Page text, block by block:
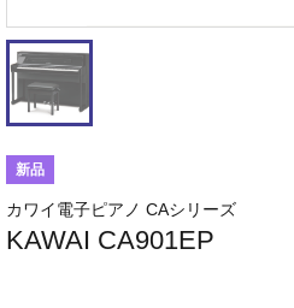
新品
カワイ電子ピアノ CAシリーズ
KAWAI CA901EP